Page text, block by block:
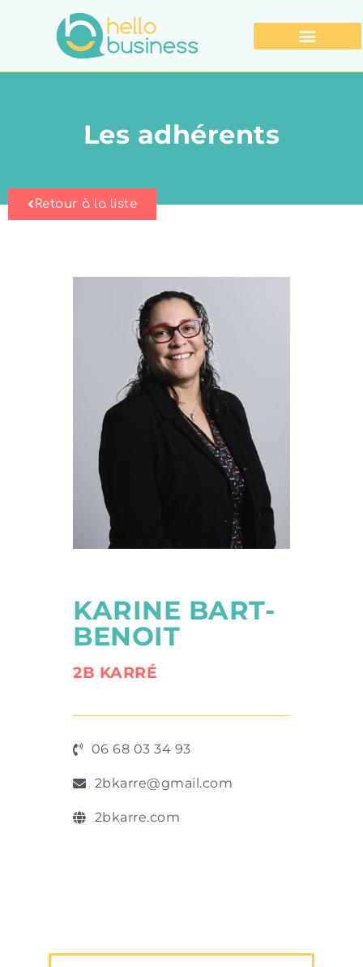
Les adhérents
Retour à la liste
KARINE BART-
BENOIT
2B KARRÉ
06 68 03 34 93
2bkarre@gmail.com
2bkarre.com